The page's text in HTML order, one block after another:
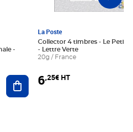
Ajouter au panier
La Poste
Collector 4 timbres - Le Petit
- Lettre Verte
20g / France
6,25€ HT